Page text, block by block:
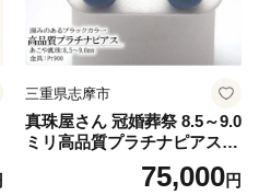
三重県志摩市
真珠屋さん 冠婚葬祭 8.5～9.0
ミリ高品質プラチナピアス P
t900 志摩産アコヤ真珠 ブラ
ックパール 黒真珠75,000円